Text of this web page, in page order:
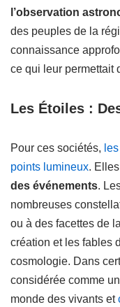
l’observation
des peuples de la
connaissance
ce qui leur permettait
Les Étoiles :
Pour ces sociétés,
points lumineux.
des événements.
nombreuses
ou à des facettes de
création et les fables
cosmologie. Dans
considérée comme
monde des vivants et